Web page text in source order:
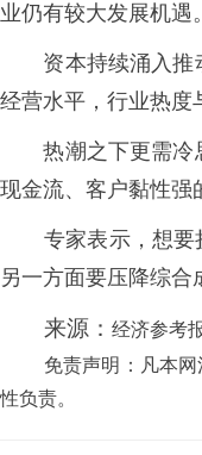
业仍有较大发展机遇。
资本持续涌入推动
经营水平，行业热度
热潮之下更需冷思
现金流、客户黏性强
专家表示，想
另一方面要压降综
来源： 经济参考
免责声明：凡本
性负责。